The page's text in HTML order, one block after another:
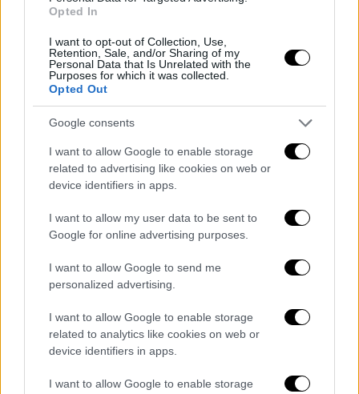
Opted In
I want to opt-out of Collection, Use,
Retention, Sale, and/or Sharing of my
Personal Data that Is Unrelated with the
Purposes for which it was collected.
Opted Out
Google consents
I want to allow Google to enable storage
related to advertising like cookies on web or
device identifiers in apps.
I want to allow my user data to be sent to
Google for online advertising purposes.
I want to allow Google to send me
personalized advertising.
I want to allow Google to enable storage
related to analytics like cookies on web or
device identifiers in apps.
I want to allow Google to enable storage
ARTICOLI CORRELATI ALTRO DALL'AUTORE
Pineta in fiamme in Valle Caudina: Vigili